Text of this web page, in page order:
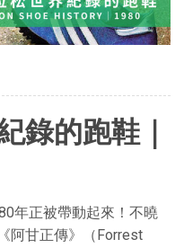
錄的跑鞋｜
年正被帶動起來！不曉
阿甘正傳》（Forrest